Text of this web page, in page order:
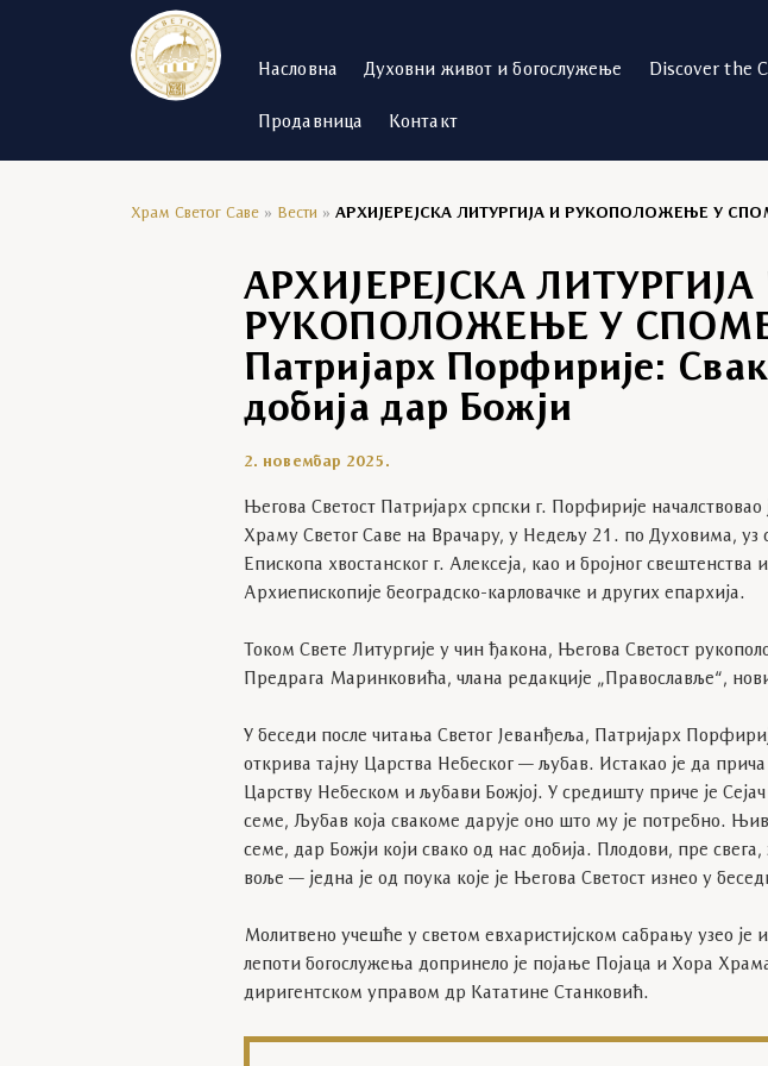
Насловна Духовни живот и богослужење Discover the
Продавница Контакт
Храм Светог Саве » Вести » АРХИЈЕРЕЈСКА ЛИТУРГИЈА И РУКОПОЛОЖЕЊЕ У
АРХИЈЕРЕЈСКА ЛИТУРГИЈА
РУКОПОЛОЖЕЊЕ У
Патријарх Порфирије:
добија дар Божји
2. новембар 2025.
Његова Светост Патријарх српски г. Порфирије
Храму Светог Саве на Врачару, у Недељу 21. по Духовима, уз
Епископа хвостанског г. Алексеја, као и бројног свештенства
Архиепископије београдско-карловачке и других епархија.
Током Свете Литургије у чин ђакона, Његова Светост
Предрага Маринковића, члана редакције „Православље“,
У беседи после читања Светог Јеванђеља, Патријарх
открива тајну Царства Небеског — љубав. Истакао је да
Царству Небеском и љубави Божјој. У средишту приче је
семе, Љубав која свакоме дарује оно што му је потребно.
семе, дар Божји који свако од нас добија. Плодови, пре
воље — једна је од поука које је Његова Светост изнео у
Молитвено учешће у светом евхаристијском сабрању узео је
лепоти богослужења допринело је појање Појаца и Хора
диригентском управом др Кататине Станковић.